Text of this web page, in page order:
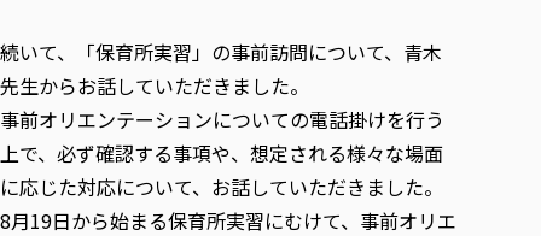
学生生活サポート
学生自主活動支援
社会人学生の育児支援（一時預かり）
学生総合補償制度
スポーツ傷害保険
続いて、「保育所実習」の事前訪問について、青木
先生からお話していただきました。
事前オリエンテーションについての電話掛けを行う
上で、必ず確認する事項や、想定される様々な場面
に応じた対応について、お話していただきました。
8月19日から始まる保育所実習にむけて、事前オリエ